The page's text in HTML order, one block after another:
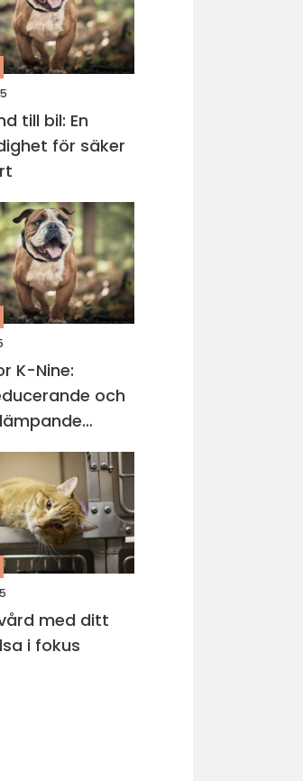
till bil: En
för säker
K-Nine:
och
med ditt
i fokus